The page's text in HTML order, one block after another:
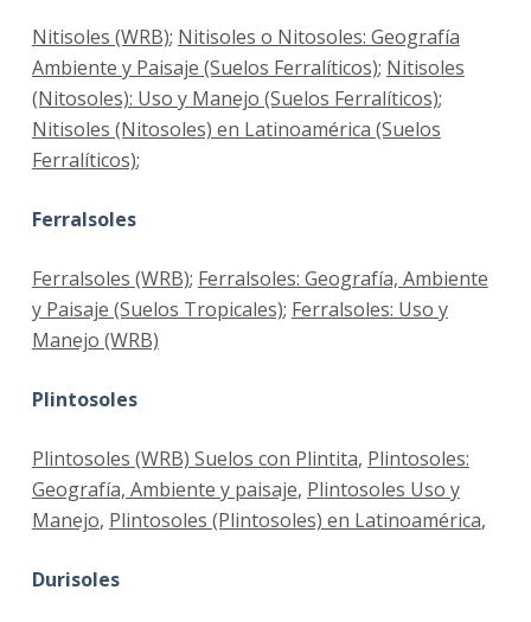
Nitisoles (WRB); Nitisoles o Nitosoles: Geografía
Ambiente y Paisaje (Suelos Ferralíticos); Nitisoles
(Nitosoles): Uso y Manejo (Suelos Ferralíticos);
Nitisoles (Nitosoles) en Latinoamérica (Suelos
Ferralíticos);
Ferralsoles
Ferralsoles (WRB); Ferralsoles: Geografía, Ambiente
y Paisaje (Suelos Tropicales); Ferralsoles: Uso y
Manejo (WRB)
Plintosoles
Plintosoles (WRB) Suelos con Plintita, Plintosoles:
Geografía, Ambiente y paisaje, Plintosoles Uso y
Manejo, Plintosoles (Plintosoles) en Latinoamérica,
Durisoles